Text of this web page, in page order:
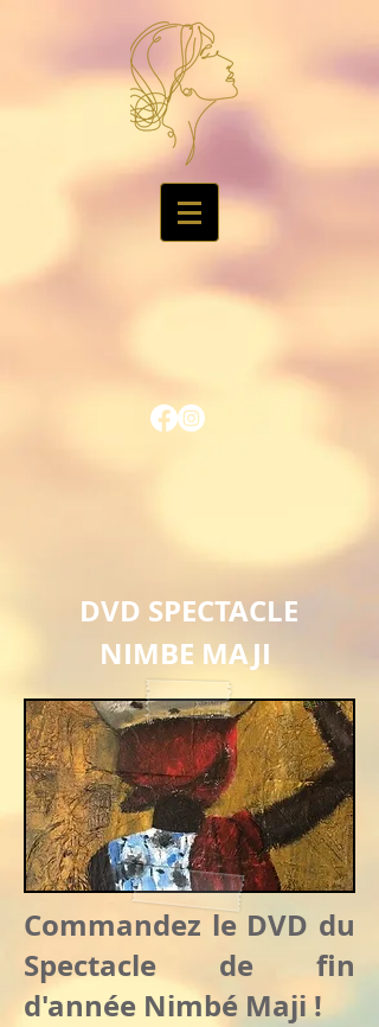
DVD SPECTACLE
NIMBE MAJI
Commandez le DVD du
Spectacle de fin
d'année Nimbé Maji !